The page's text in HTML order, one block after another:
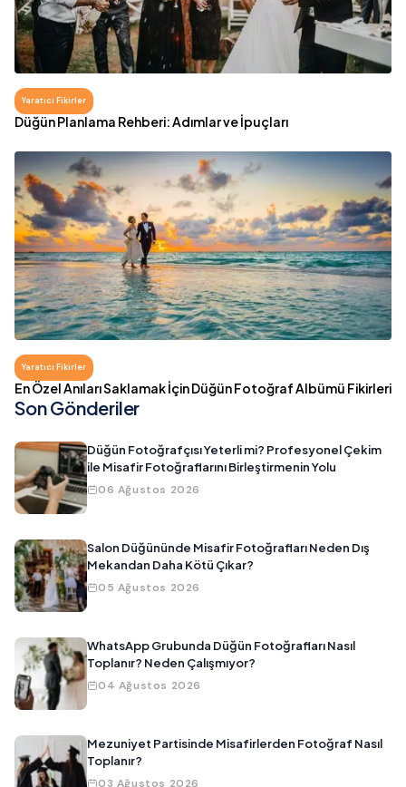
Yaratıcı Fikirler
Düğün Planlama Rehberi: Adımlar ve İpuçları
Yaratıcı Fikirler
En Özel Anıları Saklamak İçin Düğün Fotoğraf Albümü Fikirleri
Son Gönderiler
Düğün Fotoğrafçısı Yeterli mi? Profesyonel Çekim
ile Misafir Fotoğraflarını Birleştirmenin Yolu
06 Ağustos 2026
Salon Düğününde Misafir Fotoğrafları Neden Dış
Mekandan Daha Kötü Çıkar?
05 Ağustos 2026
WhatsApp Grubunda Düğün Fotoğrafları Nasıl
Toplanır? Neden Çalışmıyor?
04 Ağustos 2026
Mezuniyet Partisinde Misafirlerden Fotoğraf Nasıl
Toplanır?
03 Ağustos 2026